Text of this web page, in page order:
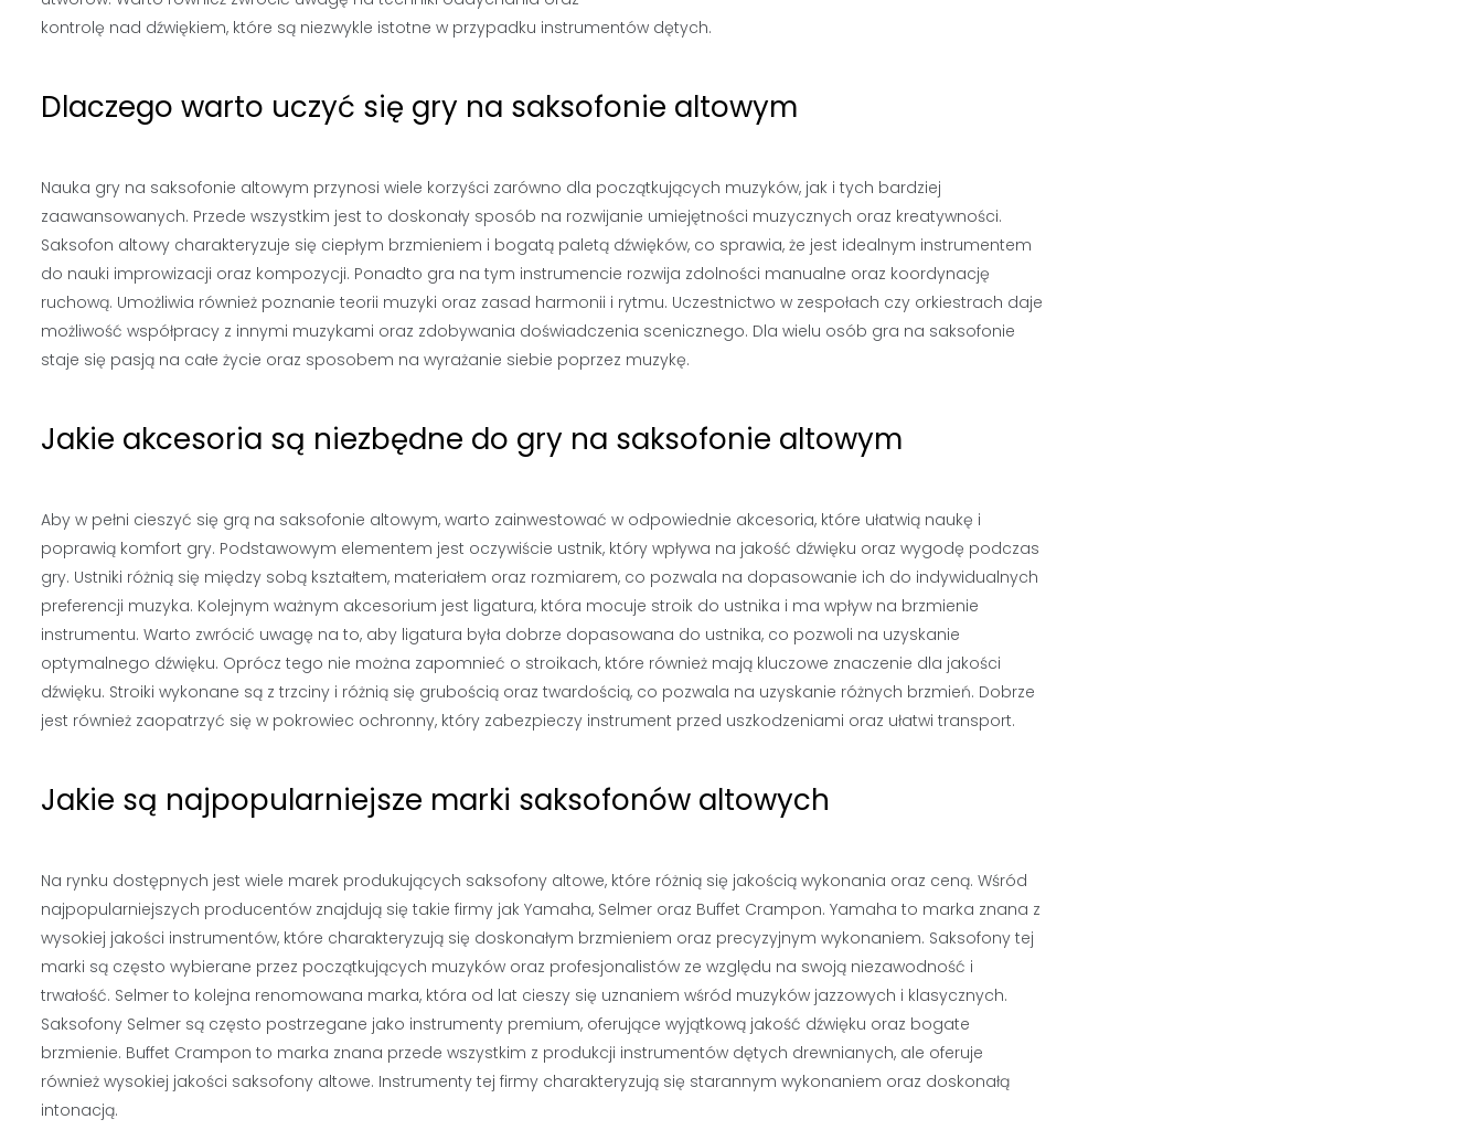
kontrolę nad dźwiękiem, które są niezwykle istotne w przypadku instrumentów dętych.
Dlaczego warto uczyć się gry na saksofonie altowym
Nauka gry na saksofonie altowym przynosi wiele korzyści zarówno dla początkujących muzyków, jak i tych bardziej
zaawansowanych. Przede wszystkim jest to doskonały sposób na rozwijanie umiejętności muzycznych oraz kreatywności.
Saksofon altowy charakteryzuje się ciepłym brzmieniem i bogatą paletą dźwięków, co sprawia, że jest idealnym instrumentem
do nauki improwizacji oraz kompozycji. Ponadto gra na tym instrumencie rozwija zdolności manualne oraz koordynację
ruchową. Umożliwia również poznanie teorii muzyki oraz zasad harmonii i rytmu. Uczestnictwo w zespołach czy orkiestrach daje
możliwość współpracy z innymi muzykami oraz zdobywania doświadczenia scenicznego. Dla wielu osób gra na saksofonie
staje się pasją na całe życie oraz sposobem na wyrażanie siebie poprzez muzykę.
Jakie akcesoria są niezbędne do gry na saksofonie altowym
Aby w pełni cieszyć się grą na saksofonie altowym, warto zainwestować w odpowiednie akcesoria, które ułatwią naukę i
poprawią komfort gry. Podstawowym elementem jest oczywiście ustnik, który wpływa na jakość dźwięku oraz wygodę podczas
gry. Ustniki różnią się między sobą kształtem, materiałem oraz rozmiarem, co pozwala na dopasowanie ich do indywidualnych
preferencji muzyka. Kolejnym ważnym akcesorium jest ligatura, która mocuje stroik do ustnika i ma wpływ na brzmienie
instrumentu. Warto zwrócić uwagę na to, aby ligatura była dobrze dopasowana do ustnika, co pozwoli na uzyskanie
optymalnego dźwięku. Oprócz tego nie można zapomnieć o stroikach, które również mają kluczowe znaczenie dla jakości
dźwięku. Stroiki wykonane są z trzciny i różnią się grubością oraz twardością, co pozwala na uzyskanie różnych brzmień. Dobrze
jest również zaopatrzyć się w pokrowiec ochronny, który zabezpieczy instrument przed uszkodzeniami oraz ułatwi transport.
Jakie są najpopularniejsze marki saksofonów altowych
Na rynku dostępnych jest wiele marek produkujących saksofony altowe, które różnią się jakością wykonania oraz ceną. Wśród
najpopularniejszych producentów znajdują się takie firmy jak Yamaha, Selmer oraz Buffet Crampon. Yamaha to marka znana z
wysokiej jakości instrumentów, które charakteryzują się doskonałym brzmieniem oraz precyzyjnym wykonaniem. Saksofony tej
marki są często wybierane przez początkujących muzyków oraz profesjonalistów ze względu na swoją niezawodność i
trwałość. Selmer to kolejna renomowana marka, która od lat cieszy się uznaniem wśród muzyków jazzowych i klasycznych.
Saksofony Selmer są często postrzegane jako instrumenty premium, oferujące wyjątkową jakość dźwięku oraz bogate
brzmienie. Buffet Crampon to marka znana przede wszystkim z produkcji instrumentów dętych drewnianych, ale oferuje
również wysokiej jakości saksofony altowe. Instrumenty tej firmy charakteryzują się starannym wykonaniem oraz doskonałą
intonacją.